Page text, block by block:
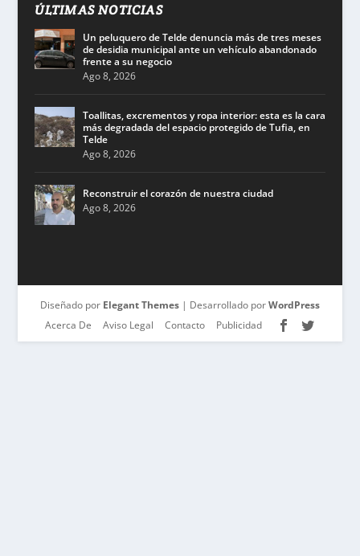
ÚLTIMAS NOTICIAS
Un peluquero de Telde denuncia más de tres meses
de desidia municipal ante un vehículo abandonado
frente a su negocio
Ago 8, 2026
Toallitas, excrementos y ropa interior: esta es la cara
más degradada del espacio protegido de Tufia, en
Telde
Ago 8, 2026
Reconstruir el corazón de nuestra ciudad
Ago 8, 2026
Diseñado por Elegant Themes| Desarrollado porWordPress
Acerca De
Aviso Legal Contacto Publicidad